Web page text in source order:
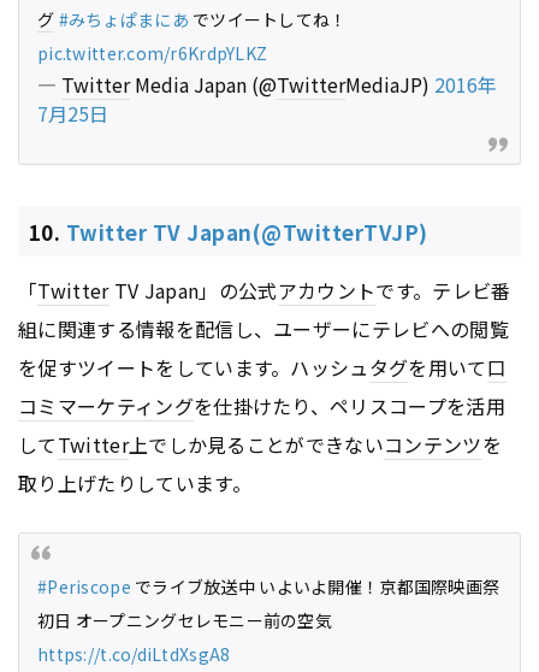
グ #みちょぱまにあ でツイートしてね！
pic.twitter.com/r6KrdpYLKZ
— TwitterMedia Japan (@TwitterMediaJP) 2016年
7月25日
10. Twitter TV Japan(@TwitterTVJP)
「TwitterTV Japan」の公式アカウントです。テレビ番
組に関連する情報を配信し、ユーザーにテレビへの閲覧
を促すツイートをしています。ハッシュタグを用いて口
コミ マーケティングを仕掛けたり、ペリスコープを活用
してTwitter上でしか見ることができないコンテンツを
取り上げたりしています。
#Periscope でライブ放送中 いよいよ開催！京都国際映画祭
初日 オープニングセレモニー前の空気
https://t.co/diLtdXsgA8